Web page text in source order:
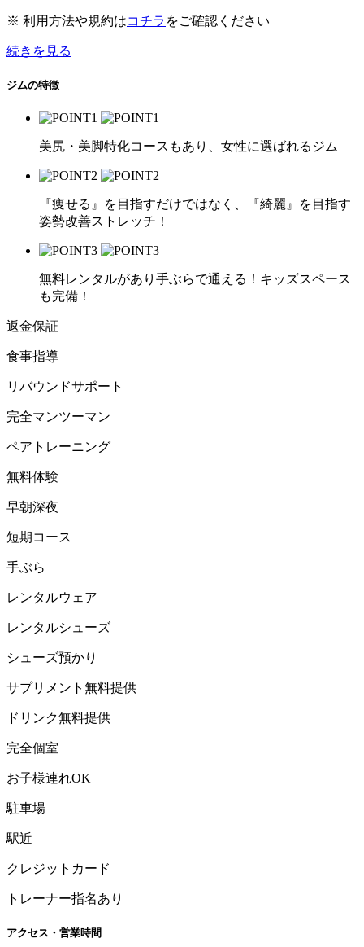
※ 利用方法や規約はコチラ をご確認ください
続きを見る
ジムの特徴
美尻・美脚特化コースもあり、女性に選ばれるジム
『痩せる』を目指すだけではなく、『綺麗』を目指す
姿勢改善ストレッチ！
無料レンタルがあり手ぶらで通える！キッズスペース
も完備！
返金保証
食事指導
リバウンドサポート
完全マンツーマン
ペアトレーニング
無料体験
早朝深夜
短期コース
手ぶら
レンタルウェア
レンタルシューズ
シューズ預かり
サプリメント無料提供
ドリンク無料提供
完全個室
お子様連れOK
駐車場
駅近
クレジットカード
トレーナー指名あり
アクセス・営業時間